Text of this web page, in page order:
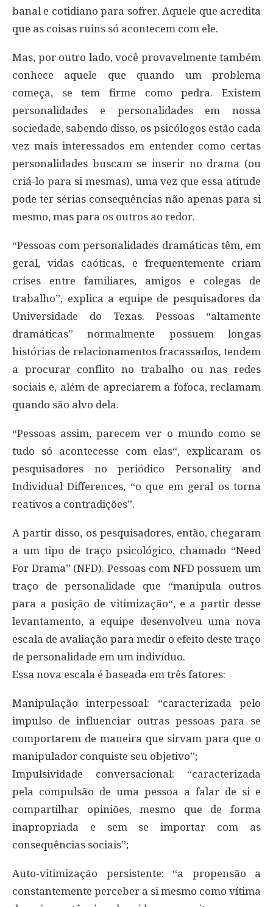
banal e cotidiano para sofrer. Aquele que acredita
que as coisas ruins só acontecem com ele.
Mas, por outro lado, você provavelmente também
conhece aquele que quando um problema
começa, se tem firme como pedra. Existem
personalidades e personalidades em nossa
sociedade, sabendo disso, os psicólogos estão cada
vez mais interessados em entender como certas
personalidades buscam se inserir no drama (ou
criá-lo para si mesmas), uma vez que essa atitude
pode ter sérias consequências não apenas para si
mesmo, mas para os outros ao redor.
“Pessoas com personalidades dramáticas têm, em
geral, vidas caóticas, e frequentemente criam
crises entre familiares, amigos e colegas de
trabalho”, explica a equipe de pesquisadores da
Universidade do Texas. Pessoas “altamente
dramáticas” normalmente possuem longas
histórias de relacionamentos fracassados, tendem
a procurar conflito no trabalho ou nas redes
sociais e, além de apreciarem a fofoca, reclamam
quando são alvo dela.
“Pessoas assim, parecem ver o mundo como se
tudo só acontecesse com elas“, explicaram os
pesquisadores no periódico Personality and
Individual Differences, “o que em geral os torna
reativos a contradições”.
A partir disso, os pesquisadores, então, chegaram
a um tipo de traço psicológico, chamado “Need
For Drama” (NFD). Pessoas com NFD possuem um
traço de personalidade que “manipula outros
para a posição de vitimização“, e a partir desse
levantamento, a equipe desenvolveu uma nova
escala de avaliação para medir o efeito deste traço
de personalidade em um indivíduo.
Essa nova escala é baseada em três fatores:
Manipulação interpessoal: “caracterizada pelo
impulso de influenciar outras pessoas para se
comportarem de maneira que sirvam para que o
manipulador conquiste seu objetivo”;
Impulsividade conversacional: “caracterizada
pela compulsão de uma pessoa a falar de si e
compartilhar opiniões, mesmo que de forma
inapropriada e sem se importar com as
consequências sociais”;
Auto-vitimização persistente: “a propensão a
constantemente perceber a si mesmo como vítima